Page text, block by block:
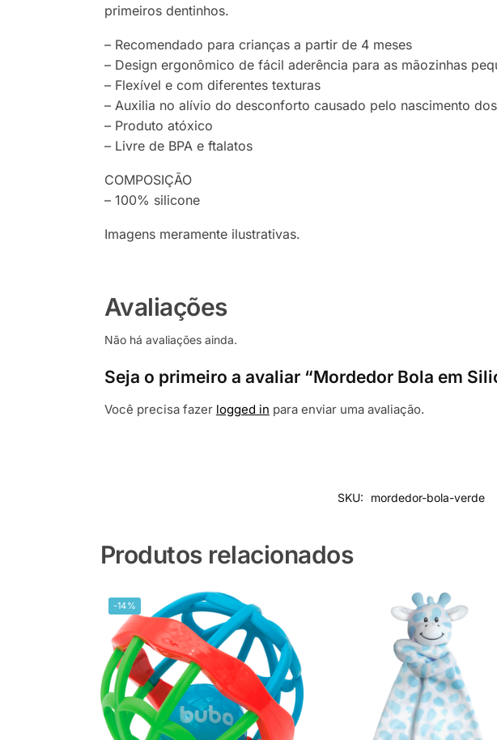
primeiros dentinhos.
– Recomendado para crianças a partir de 4 meses
– Design ergonômico de fácil aderência para as mãozinhas
– Flexível e com diferentes texturas
– Auxilia no alívio do desconforto causado pelo nascimento
– Produto atóxico
– Livre de BPA e ftalatos
COMPOSIÇÃO
– 100% silicone
Imagens meramente ilustrativas.
Avaliações
Não há avaliações ainda.
Seja o primeiro a avaliar “Mordedor Bola em
Você precisa fazer logged in para enviar uma avaliação.
SKU: mordedor-bola-verde
Produtos relacionados
-14%